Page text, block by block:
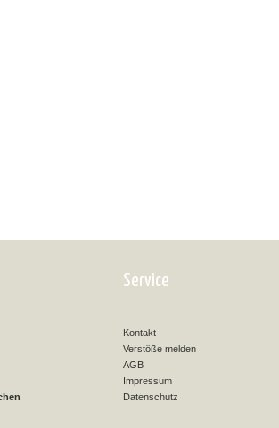
Service
Kontakt
Verstöße melden
AGB
Impressum
Datenschutz